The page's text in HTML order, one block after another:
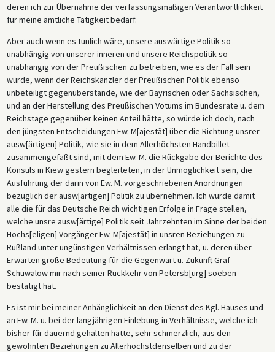
deren ich zur Übernahme der verfassungsmäßigen Verantwortlichkeit
für meine amtliche Tätigkeit bedarf.
Aber auch wenn es tunlich wäre, unsere auswärtige Politik so
unabhängig von unserer inneren und unsere Reichspolitik so
unabhängig von der Preußischen zu betreiben, wie es der Fall sein
würde, wenn der Reichskanzler der Preußischen Politik ebenso
unbeteiligt gegenüberstände, wie der Bayrischen oder Sächsischen,
und an der Herstellung des Preußischen Votums im Bundesrate u. dem
Reichstage gegenüber keinen Anteil hätte, so würde ich doch, nach
den jüngsten Entscheidungen Ew. M[ajestät] über die Richtung unsrer
ausw[ärtigen] Politik, wie sie in dem Allerhöchsten Handbillet
zusammengefaßt sind, mit dem Ew. M. die Rückgabe der Berichte des
Konsuls in Kiew gestern begleiteten, in der Unmöglichkeit sein, die
Ausführung der darin von Ew. M. vorgeschriebenen Anordnungen
bezüglich der ausw[ärtigen] Politik zu übernehmen. Ich würde damit
alle die für das Deutsche Reich wichtigen Erfolge in Frage stellen,
welche unsre ausw[ärtige] Politik seit Jahrzehnten im Sinne der beiden
Hochs[eligen] Vorgänger Ew. M[ajestät] in unsren Beziehungen zu
Rußland unter ungünstigen Verhältnissen erlangt hat, u. deren über
Erwarten große Bedeutung für die Gegenwart u. Zukunft Graf
Schuwalow mir nach seiner Rückkehr von Petersb[urg] soeben
bestätigt hat.
Es ist mir bei meiner Anhänglichkeit an den Dienst des Kgl. Hauses und
an Ew. M. u. bei der langjährigen Einlebung in Verhältnisse, welche ich
bisher für dauernd gehalten hatte, sehr schmerzlich, aus den
gewohnten Beziehungen zu Allerhöchstdenselben und zu der